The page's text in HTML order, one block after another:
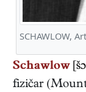
SCHAWLOW,
Schawlow
fizičar (